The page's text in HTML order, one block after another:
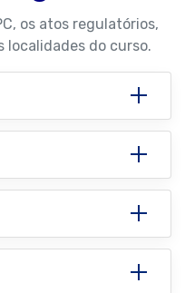
os atos regulatórios,
localidades do curso.